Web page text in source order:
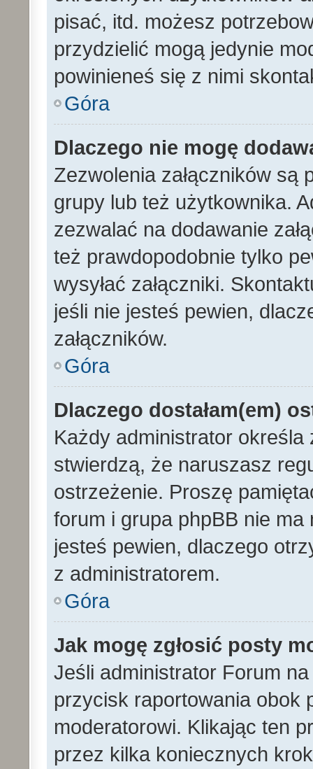
pisać, itd. możesz
przydzielić mogą jedynie
powinieneś się z nimi
Góra
Dlaczego nie mogę
Zezwolenia załączników są
grupy lub też użytkownika.
zezwalać na dodawanie
też prawdopodobnie tylko
wysyłać załączniki.
jeśli nie jesteś pewien,
załączników.
Góra
Dlaczego dostałam(em)
Każdy administrator
stwierdzą, że naruszasz
ostrzeżenie. Proszę
forum i grupa phpBB nie
jesteś pewien, dlaczego
z administratorem.
Góra
Jak mogę zgłosić posty
Jeśli administrator Forum
przycisk raportowania obok
moderatorowi. Klikając ten
przez kilka koniecznych